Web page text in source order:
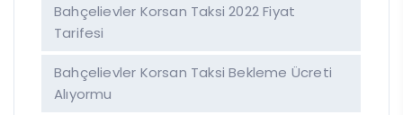
Bahçelievler Korsan Taksi 2022 Fiyat
Tarifesi
Bahçelievler Korsan Taksi Bekleme Ücreti
Alıyormu